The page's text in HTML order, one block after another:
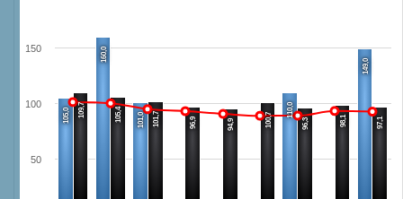
105,0
160,0
101,0
110,0
149,0
109,7 105,4 101,7 96,9 94,9 100,7 96,3 98,1 97,1
50
100
150